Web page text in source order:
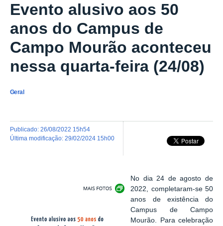
Evento alusivo aos 50
anos do Campus de
Campo Mourão aconteceu
nessa quarta-feira (24/08)
Geral
publicado: 26/08/2022 15h54
última modificação: 29/02/2024 15h00
Exibir carrossel de imagens
No dia 24 de agosto de
2022, completaram-se 50
anos de existência do
Campus de Campo
Mourão.
Para celebração